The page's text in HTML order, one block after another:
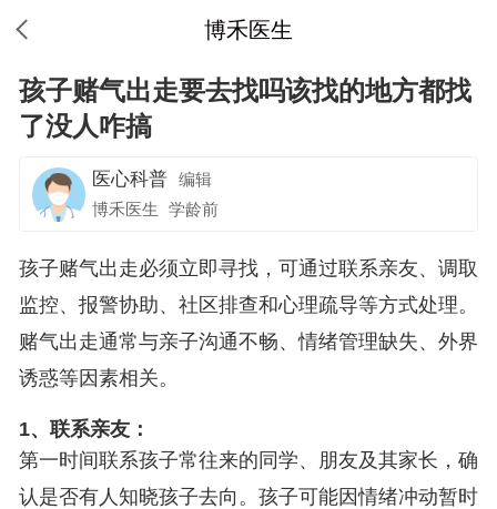
博禾医生
孩子赌气出走要去找吗该找的地方都找
了没人咋搞
医心科普 编辑
博禾医生 学龄前
孩子赌气出走必须立即寻找，可通过联系亲友、调取
监控、报警协助、社区排查和心理疏导等方式处理。
赌气出走通常与亲子沟通不畅、情绪管理缺失、外界
诱惑等因素相关。
1、联系亲友：
第一时间联系孩子常往来的同学、朋友及其家长，确
认是否有人知晓孩子去向。孩子可能因情绪冲动暂时